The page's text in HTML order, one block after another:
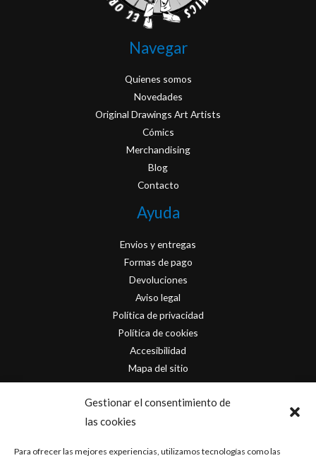
Gestionar el consentimiento de
las cookies
Para ofrecer las mejores experiencias, utilizamos tecnologías como las
Navegar
Quienes somos
Novedades
Original Drawings Art Artists
Cómics
Merchandising
Blog
Contacto
Ayuda
Envios y entregas
Formas de pago
Devoluciones
Aviso legal
Política de privacidad
Política de cookies
Accesibilidad
Mapa del sitio
Contacto
info@originofcomics.com